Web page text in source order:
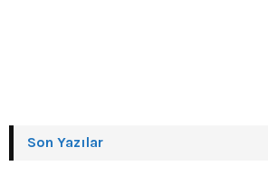
Son Yazılar